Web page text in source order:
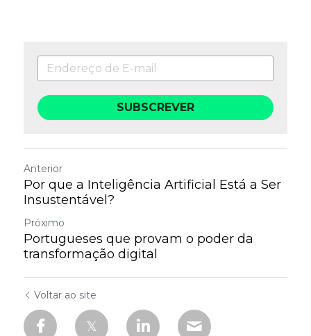
SUBSCREVER
Anterior
Por que a Inteligência Artificial Está a Ser
Insustentável?
Próximo
Portugueses que provam o poder da
transformação digital
Voltar ao site